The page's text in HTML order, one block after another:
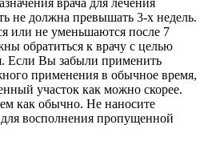
врача для лечения
не должна превышать 3-х недель.
или не уменьшаются после 7
обратиться к врачу с целью
Если Вы забыли применить
применения в обычное время,
участок как можно скорее.
как обычно. Не наносите
восполнения пропущенной